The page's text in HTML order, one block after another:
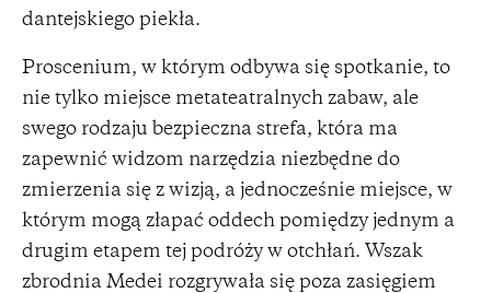
dantejskiego piekła.
Proscenium, w którym odbywa się spotkanie, to
nie tylko miejsce metateatralnych zabaw, ale
swego rodzaju bezpieczna strefa, która ma
zapewnić widzom narzędzia niezbędne do
zmierzenia się z wizją, a jednocześnie miejsce, w
którym mogą złapać oddech pomiędzy jednym a
drugim etapem tej podróży w otchłań. Wszak
zbrodnia Medei rozgrywała się poza zasięgiem